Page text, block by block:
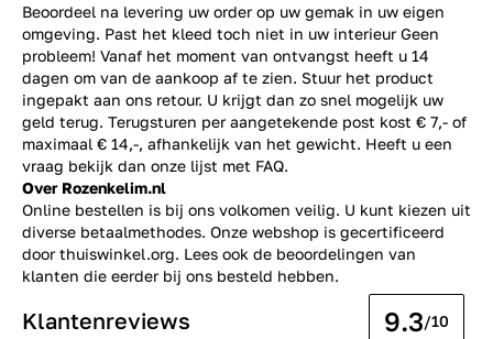
Beoordeel na levering uw order op uw gemak in uw eigen
omgeving. Past het kleed toch niet in uw interieur Geen
probleem! Vanaf het moment van ontvangst heeft u 14
dagen om van de aankoop af te zien. Stuur het product
ingepakt aan ons retour. U krijgt dan zo snel mogelijk uw
geld terug. Terugsturen per aangetekende post kost € 7,- of
maximaal € 14,-, afhankelijk van het gewicht. Heeft u een
vraag bekijk dan onze lijst met FAQ.
Over Rozenkelim.nl
Online bestellen is bij ons volkomen veilig. U kunt kiezen uit
diverse betaalmethodes. Onze webshop is gecertificeerd
door thuiswinkel.org. Lees ook de beoordelingen van
klanten die eerder bij ons besteld hebben.
Klantenreviews 9.3/10